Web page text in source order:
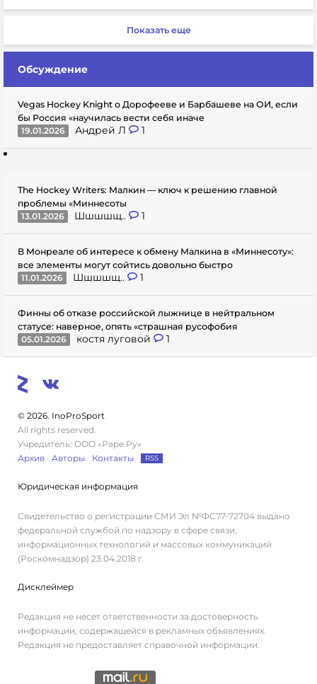
Показать еще
Обсуждение
Vegas Hockey Knight о Дорофееве и Барбашеве на ОИ, если
бы Россия «научилась вести себя иначе
19.01.2026
Андрей Л 1
The Hockey Writers: Малкин — ключ к решению главной
проблемы «Миннесоты
13.01.2026
Шшшшщ.. 1
В Монреале об интересе к обмену Малкина в «Миннесоту»:
все элементы могут сойтись довольно быстро
11.01.2026
Шшшшщ.. 1
Финны об отказе российской лыжнице в нейтральном
статусе: наверное, опять «страшная русофобия
05.01.2026
костя луговой 1
© 2026. InoProSport
All rights reserved.
Учредитель: ООО «Раре.Ру»
Архив
Авторы Контакты RSS
Юридическая информация
Свидетельство о регистрации СМИ Эл №ФС77-72704 выдано
федеральной службой по надзору в сфере связи,
информационных технологий и массовых коммуникаций
(Роскомнадзор) 23.04.2018 г.
Дисклеймер
Редакция не несет ответственности за достоверность
информации, содержащейся в рекламных объявлениях.
Редакция не предоставляет справочной информации.